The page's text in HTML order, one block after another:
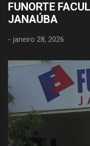
FUNORTE
JANAÚBA
- janeiro 28, 2026